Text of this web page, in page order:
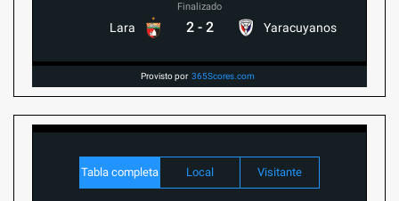
Lara
Finalizado
2 - 2 Yaracuyanos
Provisto por 365Scores.com
Tabla completa Local Visitante